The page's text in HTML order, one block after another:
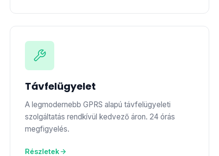
Távfelügyelet
A legmodernebb GPRS alapú távfelügyeleti
szolgáltatás rendkívül kedvező áron. 24 órás
megfigyelés.
Részletek